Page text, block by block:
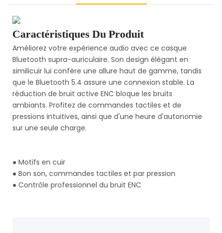
Caractéristiques Du Produit
Améliorez votre expérience audio avec ce casque
Bluetooth supra-auriculaire. Son design élégant en
similicuir lui confère une allure haut de gamme, tandis
que le Bluetooth 5.4 assure une connexion stable. La
réduction de bruit active ENC bloque les bruits
ambiants. Profitez de commandes tactiles et de
pressions intuitives, ainsi que d'une heure d'autonomie
sur une seule charge.
● Motifs en cuir
● Bon son, commandes tactiles et par pression
● Contrôle professionnel du bruit ENC